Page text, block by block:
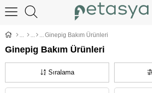
Ginepig Bakım Ürünleri
Ginepig Bakım Ürünleri
Sıralama